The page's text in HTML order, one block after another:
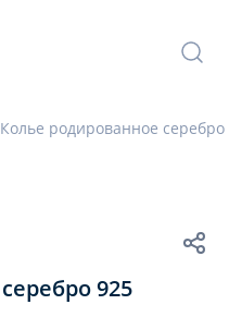
Колье родированное
925